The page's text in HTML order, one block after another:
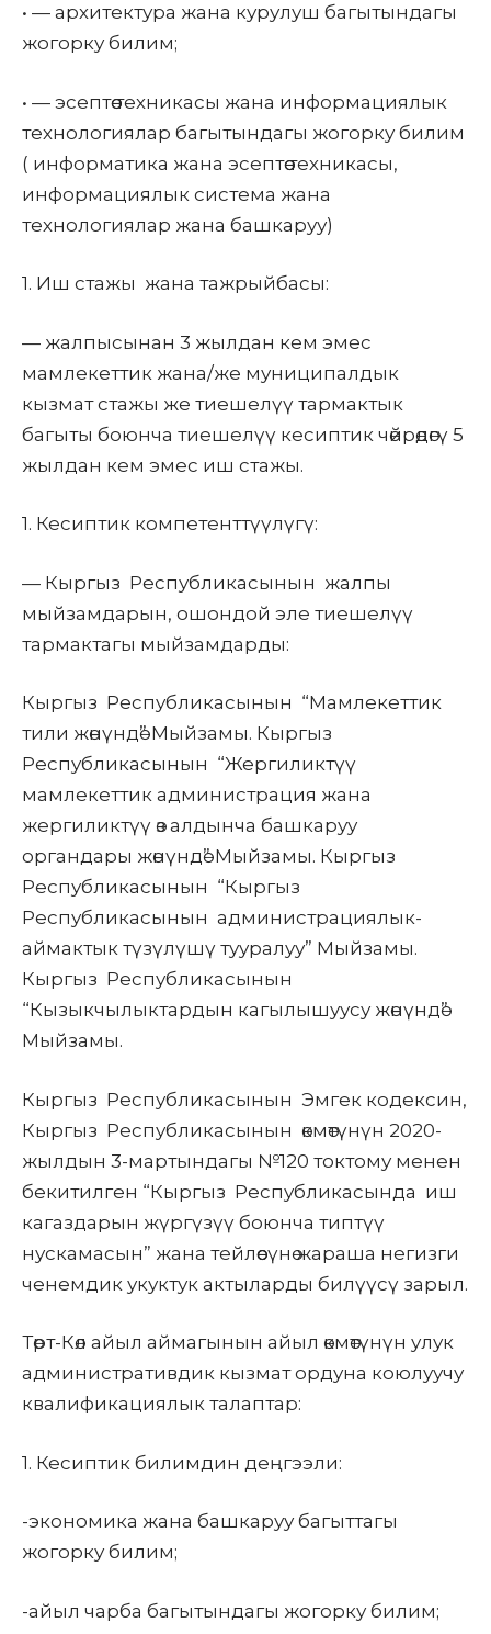
• — архитектура жана курулуш багытындагы
жогорку билим;
• — эсептөө техникасы жана информациялык
технологиялар багытындагы жогорку билим
( информатика жана эсептөө техникасы,
информациялык система жана
технологиялар жана башкаруу)
1. Иш стажы жана тажрыйбасы:
— жалпысынан 3 жылдан кем эмес
мамлекеттик жана/же муниципалдык
кызмат стажы же тиешелүү тармактык
багыты боюнча тиешелүү кесиптик чөйрөдөгү 5
жылдан кем эмес иш стажы.
1. Кесиптик компетенттүүлүгү:
— Кыргыз Республикасынын жалпы
мыйзамдарын, ошондой эле тиешелүү
тармактагы мыйзамдарды:
Кыргыз Республикасынын “Мамлекеттик
тили жөнүндө” Мыйзамы. Кыргыз
Республикасынын “Жергиликтүү
мамлекеттик администрация жана
жергиликтүү өз алдынча башкаруу
органдары жөнүндө” Мыйзамы. Кыргыз
Республикасынын “Кыргыз
Республикасынын администрациялык-
аймактык түзүлүшү тууралуу” Мыйзамы.
Кыргыз Республикасынын
“Кызыкчылыктардын кагылышуусу жөнүндө”
Мыйзамы.
Кыргыз Республикасынын Эмгек кодексин,
Кыргыз Республикасынын өкмөтүнүн 2020-
жылдын 3-мартындагы №120 токтому менен
бекитилген “Кыргыз Республикасында иш
кагаздарын жүргүзүү боюнча типтүү
нускамасын” жана тейлөөсүнө жараша негизги
ченемдик укуктук актыларды билүүсү зарыл.
Төрт-Көл айыл аймагынын айыл өкмөтүнүн улук
административдик кызмат ордуна коюлуучу
квалификациялык талаптар:
1. Кесиптик билимдин деңгээли:
-экономика жана башкаруу багыттагы
жогорку билим;
-айыл чарба багытындагы жогорку билим;